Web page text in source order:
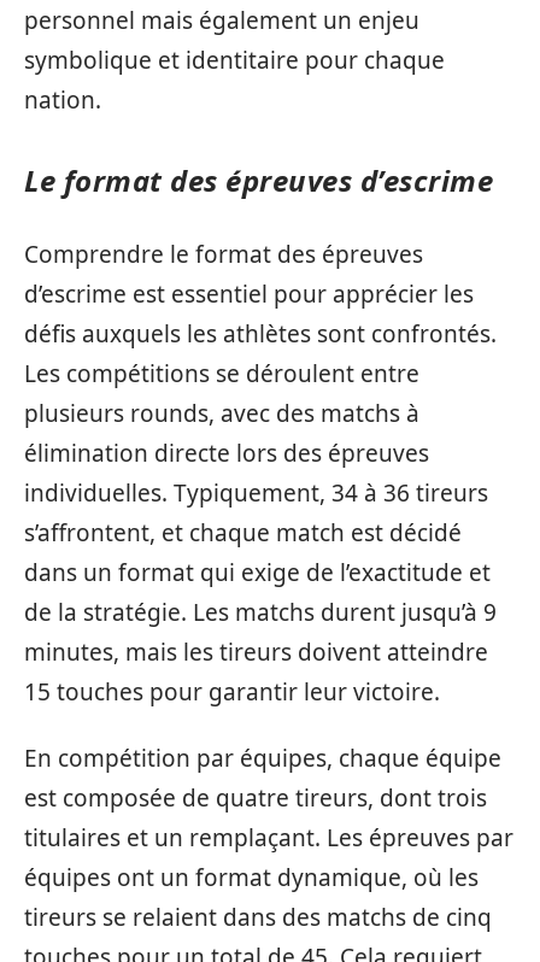
personnel mais également un enjeu
symbolique et identitaire pour chaque
nation.
Le format des épreuves d’escrime
Comprendre le format des épreuves
d’escrime est essentiel pour apprécier les
défis auxquels les athlètes sont confrontés.
Les compétitions se déroulent entre
plusieurs rounds, avec des matchs à
élimination directe lors des épreuves
individuelles. Typiquement, 34 à 36 tireurs
s’affrontent, et chaque match est décidé
dans un format qui exige de l’exactitude et
de la stratégie. Les matchs durent jusqu’à 9
minutes, mais les tireurs doivent atteindre
15 touches pour garantir leur victoire.
En compétition par équipes, chaque équipe
est composée de quatre tireurs, dont trois
titulaires et un remplaçant. Les épreuves par
équipes ont un format dynamique, où les
tireurs se relaient dans des matchs de cinq